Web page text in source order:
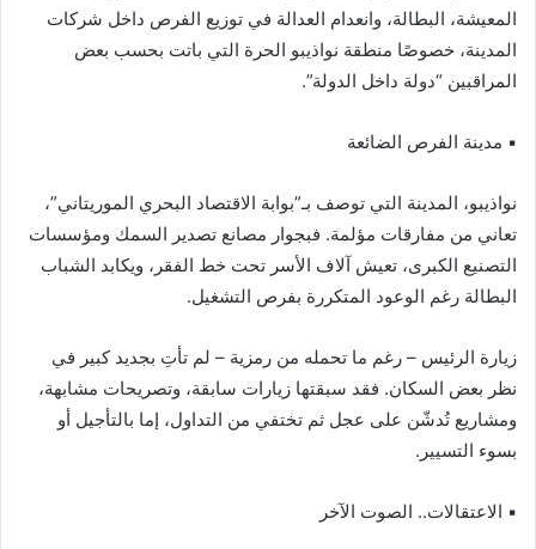
المعيشة، البطالة، وانعدام العدالة في توزيع الفرص داخل شركات
المدينة، خصوصًا منطقة نواذيبو الحرة التي باتت بحسب بعض
المراقبين “دولة داخل الدولة”.
▪︎ مدينة الفرص الضائعة
نواذيبو، المدينة التي توصف بـ”بوابة الاقتصاد البحري الموريتاني”،
تعاني من مفارقات مؤلمة. فبجوار مصانع تصدير السمك ومؤسسات
التصنيع الكبرى، تعيش آلاف الأسر تحت خط الفقر، ويكابد الشباب
البطالة رغم الوعود المتكررة بفرص التشغيل.
زيارة الرئيس – رغم ما تحمله من رمزية – لم تأتِ بجديد كبير في
نظر بعض السكان. فقد سبقتها زيارات سابقة، وتصريحات مشابهة،
ومشاريع تُدشّن على عجل ثم تختفي من التداول، إما بالتأجيل أو
بسوء التسيير.
▪︎ الاعتقالات.. الصوت الآخر